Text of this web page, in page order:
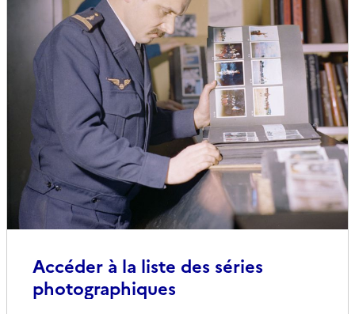
Accéder à la liste des séries
photographiques